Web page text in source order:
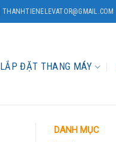
THANHTIENELEVATOR@GMAIL.COM
LẮP ĐẶT THANG MÁY
DANH MỤC